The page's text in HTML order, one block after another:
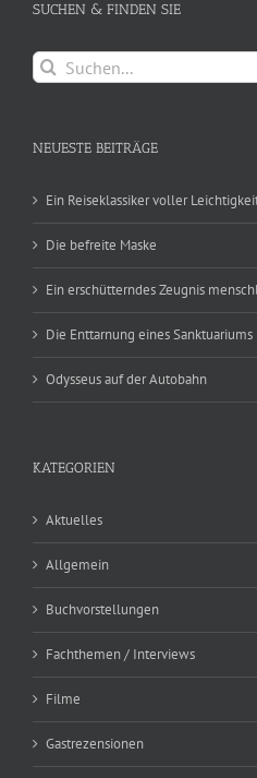
SUCHEN & FINDEN SIE
Suche
nach:
NEUESTE BEITRÄGE
Ein Reiseklassiker voller
Die befreite Maske
Ein erschütterndes Zeugnis
Die Enttarnung eines Sanktuariums
Odysseus auf der Autobahn
KATEGORIEN
Aktuelles
Allgemein
Buchvorstellungen
Fachthemen / Interviews
Filme
Gastrezensionen